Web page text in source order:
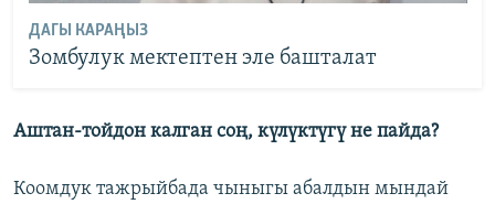
ДАГЫ КАРАҢЫЗ
Зoмбулук мектептен эле башталат
Аштан-тойдон калган соң, күлүктүгү не пайда?
Коомдук тажрыйбада чыныгы абалдын мындай